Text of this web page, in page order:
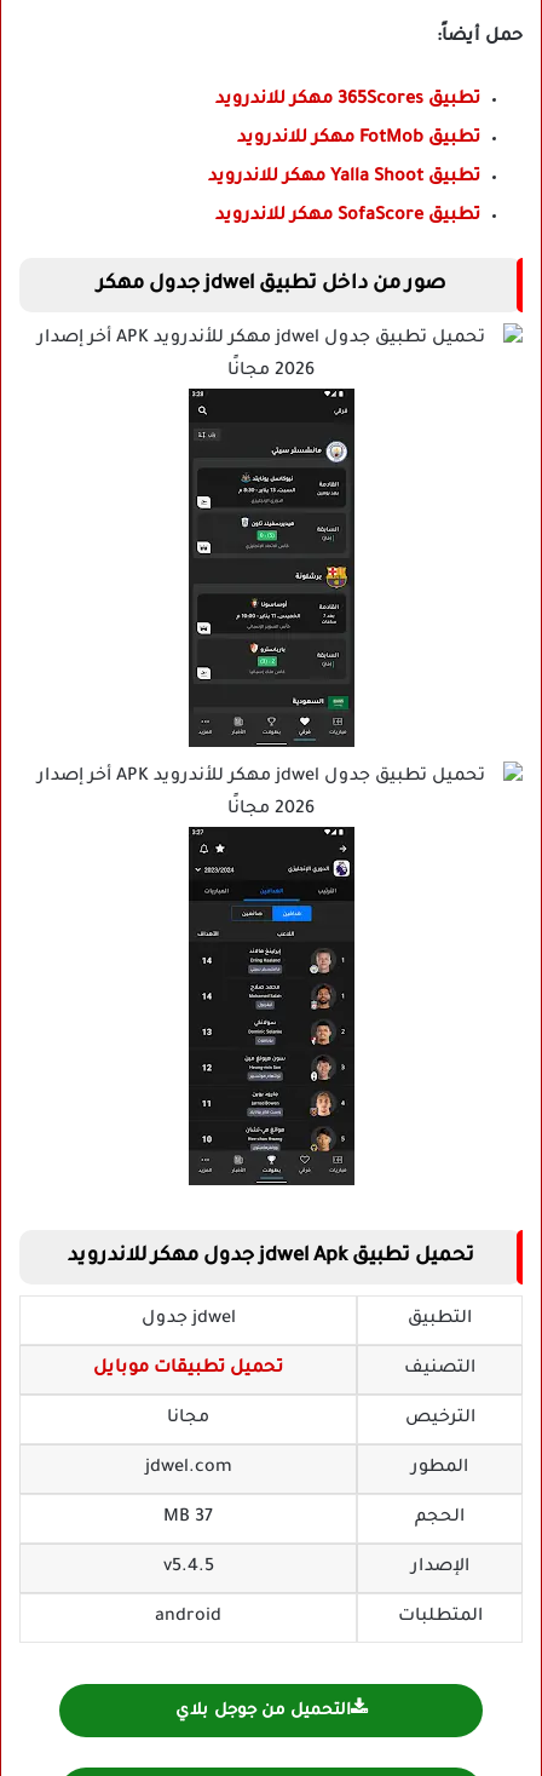
حمل أيضاً:
تطبيق 365Scores مهكر للاندرويد
تطبيق FotMob مهكر للاندرويد
تطبيق Yalla Shoot مهكر للاندرويد
تطبيق SofaScore مهكر للاندرويد
صور من داخل تطبيق jdwel جدول مهكر
تحميل تطبيق jdwel Apk جدول مهكر للاندرويد
التطبيق jdwel جدول
التصنيف تحميل تطبيقات موبايل
الترخيص مجانا
المطور jdwel.com
الحجم 37 MB
الإصدار v5.4.5
المتطلبات android
التحميل من جوجل بلاي